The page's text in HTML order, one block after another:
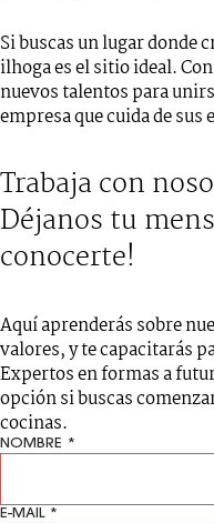
Si buscas un lugar donde
ilhoga es el sitio ideal.
nuevos talentos para
empresa que cuida de
Trabaja con
Déjanos tu
conocerte!
Aquí aprenderás sobre
valores, y te capacitarás
Expertos en formas a
opción si buscas
cocinas.
NOMBRE *
E-MAIL *